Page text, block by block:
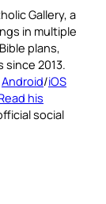
Gallery, a
in multiple
plans,
2013.
Android/iOS
his
social